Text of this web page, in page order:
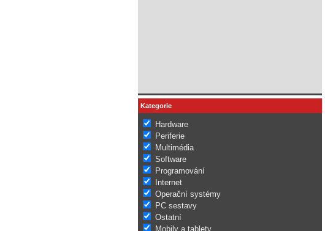
Kategorie
Hardware
Periferie
Multimédia
Software
Programování
Internet
Operační systémy
PC sestavy
Ostatní
Mobily a tablety